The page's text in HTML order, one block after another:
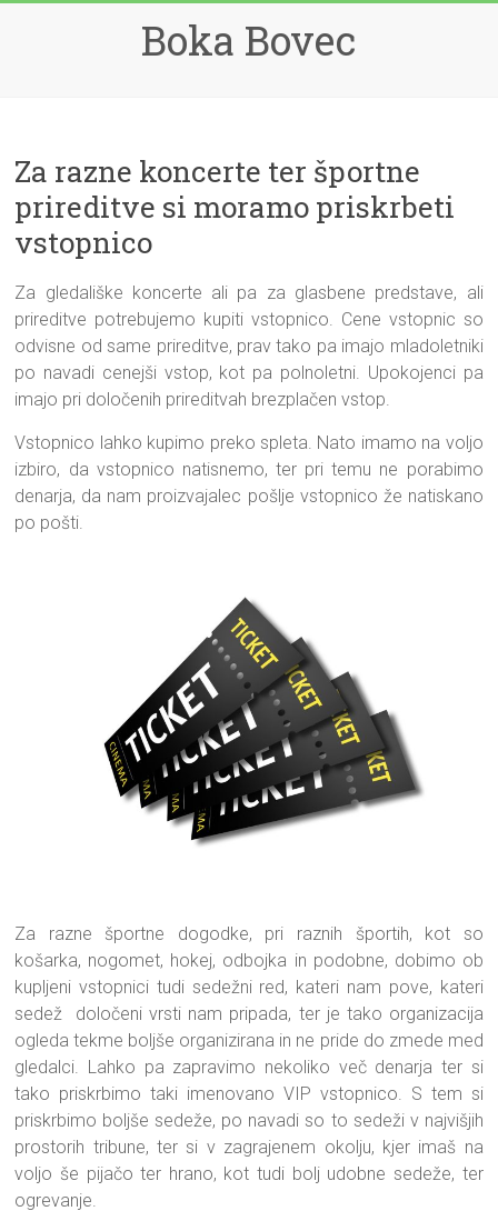
Boka Bovec
Za razne koncerte ter športne
prireditve si moramo priskrbeti
vstopnico
Za gledališke koncerte ali pa za glasbene predstave, ali
prireditve potrebujemo kupiti vstopnico. Cene vstopnic so
odvisne od same prireditve, prav tako pa imajo mladoletniki
po navadi cenejši vstop, kot pa polnoletni. Upokojenci pa
imajo pri določenih prireditvah brezplačen vstop.
Vstopnico lahko kupimo preko spleta. Nato imamo na voljo
izbiro, da vstopnico natisnemo, ter pri temu ne porabimo
denarja, da nam proizvajalec pošlje vstopnico že natiskano
po pošti.
Za razne športne dogodke, pri raznih športih, kot so
košarka, nogomet, hokej, odbojka in podobne, dobimo ob
kupljeni vstopnici tudi sedežni red, kateri nam pove, kateri
sedež določeni vrsti nam pripada, ter je tako organizacija
ogleda tekme boljše organizirana in ne pride do zmede med
gledalci. Lahko pa zapravimo nekoliko več denarja ter si
tako priskrbimo taki imenovano VIP vstopnico. S tem si
priskrbimo boljše sedeže, po navadi so to sedeži v najvišjih
prostorih tribune, ter si v zagrajenem okolju, kjer imaš na
voljo še pijačo ter hrano, kot tudi bolj udobne sedeže, ter
ogrevanje.